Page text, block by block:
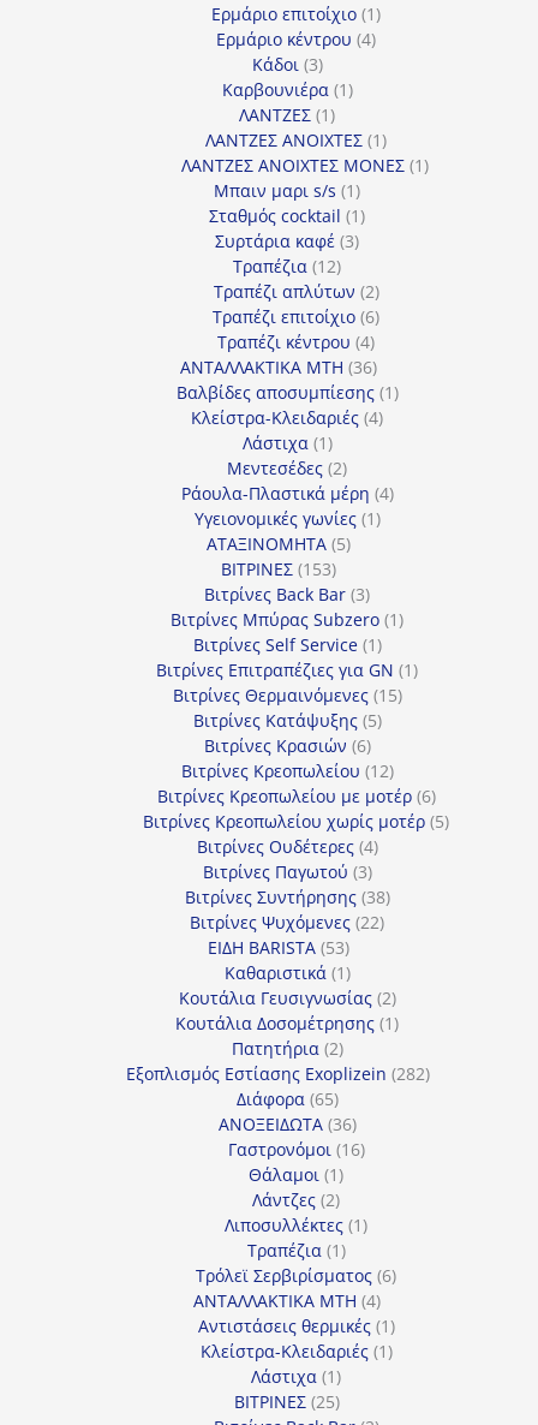
προϊόντα
Ερμάριο επιτοίχιο 11
προϊόν
Ερμάριο κέντρου 44
Κάδοι 33
προϊόντα
Καρβουνιέρα 11
ΛΑΝΤΖΕΣ 11
προϊόν
ΛΑΝΤΖΕΣ ΑΝΟΙΧΤΕΣ 11
προϊόν
ΛΑΝΤΖΕΣ ΑΝΟΙΧΤΕΣ ΜΟΝΕΣ 11
Μπαιν μαρι s/s 11
προϊόν
Σταθμός cocktail 11
Συρτάρια καφέ 33
Τραπέζια 1212
προϊόντα
Τραπέζι απλύτων 22
προϊόντα
Τραπέζι επιτοίχιο 66
προϊόντα
Τραπέζι κέντρου 44
προϊόντα
ΑΝΤΑΛΛΑΚΤΙΚΑ MTH 3636
προϊόντα
Βαλβίδες αποσυμπίεσης 11
Κλείστρα-Κλειδαριές 44
Λάστιχα 11
προϊόν
Μεντεσέδες 22
προϊόντα
Ράουλα-Πλαστικά μέρη 44
Υγειονομικές γωνίες 11
ΑΤΑΞΙΝΟΜΗΤΑ 55
ΒΙΤΡΙΝΕΣ 153153
προϊόντα
Βιτρίνες Back Bar 33
προϊόντα
Βιτρίνες Mπύρας Subzero 11
Βιτρίνες Self Service 11
προϊόν
Βιτρίνες Επιτραπέζιες για GN 11
Βιτρίνες Θερμαινόμενες 1515
Βιτρίνες Κατάψυξης 55
Βιτρίνες Κρασιών 66
προϊόντα
Βιτρίνες Κρεοπωλείου 1212
προϊόντα
Βιτρίνες Κρεοπωλείου με μοτέρ 66
προϊόντα
Βιτρίνες Κρεοπωλείου χωρίς μοτέρ 55
Βιτρίνες Ουδέτερες 44
προϊόντα
Βιτρίνες Παγωτού 33
προϊόντα
Βιτρίνες Συντήρησης 3838
προϊόντα
Βιτρίνες Ψυχόμενες 2222
ΕΙΔΗ BARISTA 5353
προϊόντα
Καθαριστικά 11
προϊόν
Κουτάλια Γευσιγνωσίας 22
προϊόντα
Κουτάλια Δοσομέτρησης 11
Πατητήρια 22
προϊόντα
Εξοπλισμός Εστίασης Exoplizein 282282
Διάφορα 6565
προϊόντα
ΑΝΟΞΕΙΔΩΤΑ 3636
προϊόντα
Γαστρονόμοι 1616
Θάλαμοι 11
προϊόν
Λάντζες 22
προϊόντα
Λιποσυλλέκτες 11
Τραπέζια 11
προϊόν
Τρόλεϊ Σερβιρίσματος 66
ΑΝΤΑΛΛΑΚΤΙΚΑ MTH 44
προϊόντα
Αντιστάσεις θερμικές 11
προϊόν
Κλείστρα-Κλειδαριές 11
Λάστιχα 11
προϊόν
ΒΙΤΡΙΝΕΣ 2525